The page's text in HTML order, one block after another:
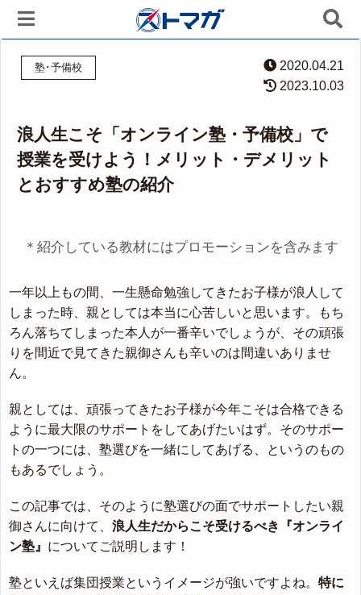
塾･予備校
2020.04.21
2023.10.03
浪人生こそ「オンライン塾・予備校」で
授業を受けよう！メリット・デメリット
とおすすめ塾の紹介
＊紹介している教材にはプロモーションを含みます
一年以上もの間、一生懸命勉強してきたお子様が浪人して
しまった時、親としては本当に心苦しいと思います。もち
ろん落ちてしまった本人が一番辛いでしょうが、その頑張
りを間近で見てきた親御さんも辛いのは間違いありませ
ん。
親としては、頑張ってきたお子様が今年こそは合格できる
ように最大限のサポートをしてあげたいはず。そのサポー
トの一つには、塾選びを一緒にしてあげる、というのもの
もあるでしょう。
この記事では、そのように塾選びの面でサポートしたい親
御さんに向けて、 浪人生だからこそ受けるべき『オンライ
ン塾』 についてご説明します！
塾といえば集団授業というイメージが強いですよね。 特に